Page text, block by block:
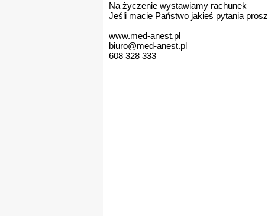
Na życzenie wystawiamy rachunek
Jeśli macie Państwo jakieś pytania
www.med-anest.pl
biuro@med-anest.pl
608 328 333